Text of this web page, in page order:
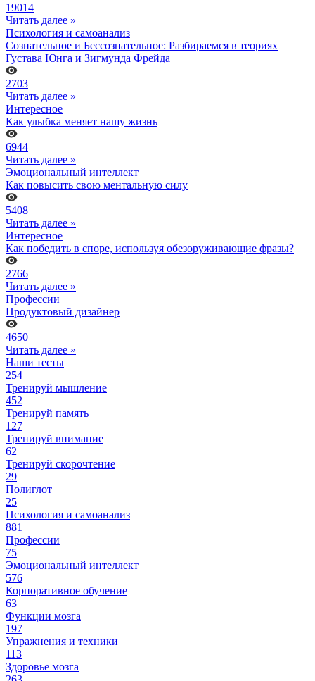
19014
Читать далее »
Психология и самоанализ
Сознательное и Бессознательное: Разбираемся в теориях
Густава Юнга и Зигмунда Фрейда
2703
Читать далее »
Интересное
Как улыбка меняет нашу жизнь
6944
Читать далее »
Эмоциональный интеллект
Как повысить свою ментальную силу
5408
Читать далее »
Интересное
Как победить в споре, используя обезоруживающие фразы?
2766
Читать далее »
Профессии
Продуктовый дизайнер
4650
Читать далее »
Наши тесты
254
Тренируй мышление
452
Тренируй память
127
Тренируй внимание
62
Тренируй скорочтение
29
Полиглот
25
Психология и самоанализ
881
Профессии
75
Эмоциональный интеллект
576
Корпоративное обучение
63
Функции мозга
197
Упражнения и техники
113
Здоровье мозга